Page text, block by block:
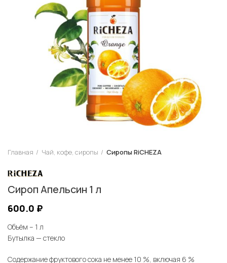
Главная Чай, кофе, сиропы Сиропы RiCHEZA
Сироп Апельсин 1 л
600.0 ₽
Объём – 1 л
Бутылка — стекло
Содержание фруктового сока не менее 10 %, включая 6 %